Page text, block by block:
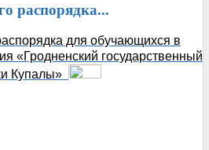
распорядка...
для обучающихся в
«Гродненский государственный
Купалы»